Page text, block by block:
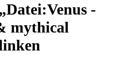
-
mythical